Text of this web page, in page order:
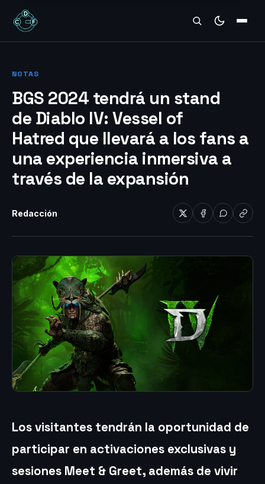
REVIEWS
NOTAS
BGS 2024 tendrá un stand
de Diablo IV: Vessel of
Hatred que llevará a los fans a
una experiencia inmersiva a
través de la expansión
Redacción
Los visitantes tendrán la oportunidad de
participar en activaciones exclusivas y
sesiones Meet & Greet, además de vivir